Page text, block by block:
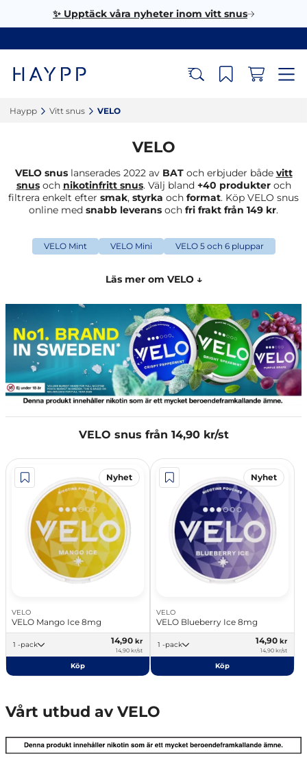
✨ Upptäck våra nyheter inom vitt snus
Haypp‎ Vitt snus‎ VELO‎
VELO
VELO snuslanserades 2022 av BAToch erbjuder både vitt
snusoch nikotinfritt snus. Välj bland +40 produkteroch
filtrera enkelt efter smak, styrka och format. Köp VELO snus
online med snabb leverans och fri frakt från 149 kr.
VELO Mint VELO Mini VELO 5 och 6 pluppar
Läs mer om VELO ↓
VELO snus från 14,90 kr/st
Nyhet
VELO
VELO Mango Ice 8mg
1 -pack 14,90 kr
14,90 kr/st
Köp
Nyhet
VELO
VELO Blueberry Ice 8mg
1 -pack 14,90 kr
14,90 kr/st
Köp
Vårt utbud av VELO